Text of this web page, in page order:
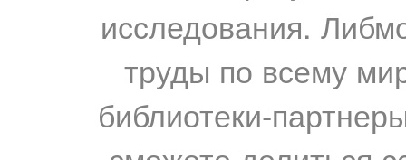
исследования.
труды по всему
библиотеки-